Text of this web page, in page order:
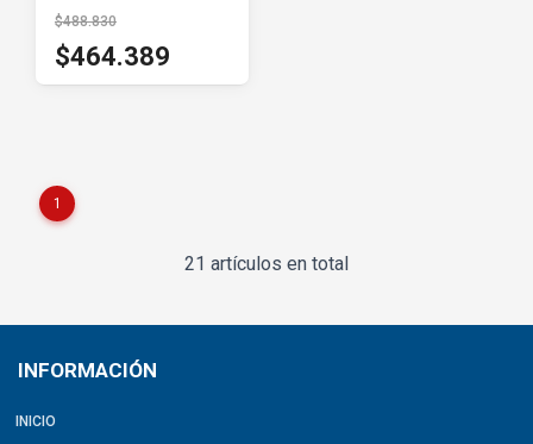
$488.830
$464.389
1
21 artículos en total
INFORMACIÓN
INICIO